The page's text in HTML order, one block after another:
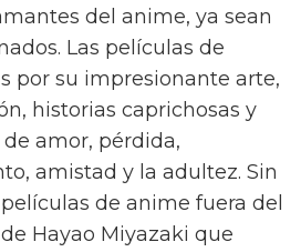
del anime, ya sean
Las películas de
por su impresionante arte,
historias caprichosas y
amor, pérdida,
amistad y la adultez. Sin
de anime fuera del
Hayao Miyazaki que